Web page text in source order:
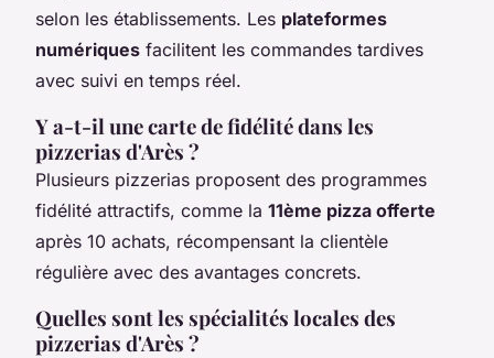
selon les établissements. Les plateformes
numériques facilitent les commandes tardives
avec suivi en temps réel.
Y a-t-il une carte de fidélité dans les
pizzerias d'Arès ?
Plusieurs pizzerias proposent des programmes
fidélité attractifs, comme la 11ème pizza offerte
après 10 achats, récompensant la clientèle
régulière avec des avantages concrets.
Quelles sont les spécialités locales des
pizzerias d'Arès ?